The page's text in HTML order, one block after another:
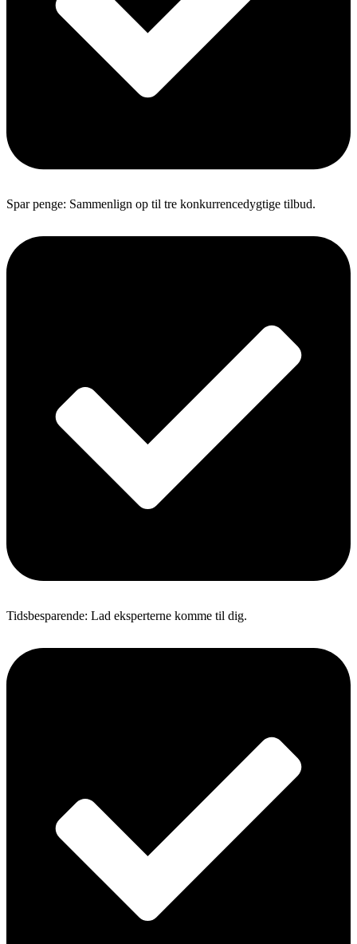
Spar penge: Sammenlign op til tre konkurrencedygtige tilbud.
Tidsbesparende: Lad eksperterne komme til dig.